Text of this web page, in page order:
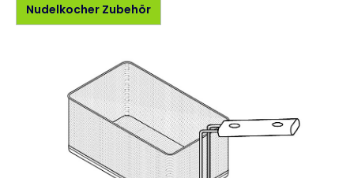
Nudelkocher Zubehör